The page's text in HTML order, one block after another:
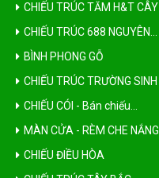
CHIẾU TRÚC TĂM H&T CÂY
CHIẾU TRÚC 688 NGUYÊN...
BÌNH PHONG GỖ
CHIẾU TRÚC TRƯỜNG SINH
CHIẾU CÓI - Bán chiếu...
MÀN CỬA - RÈM CHE NẮNG
CHIẾU ĐIỀU HÒA